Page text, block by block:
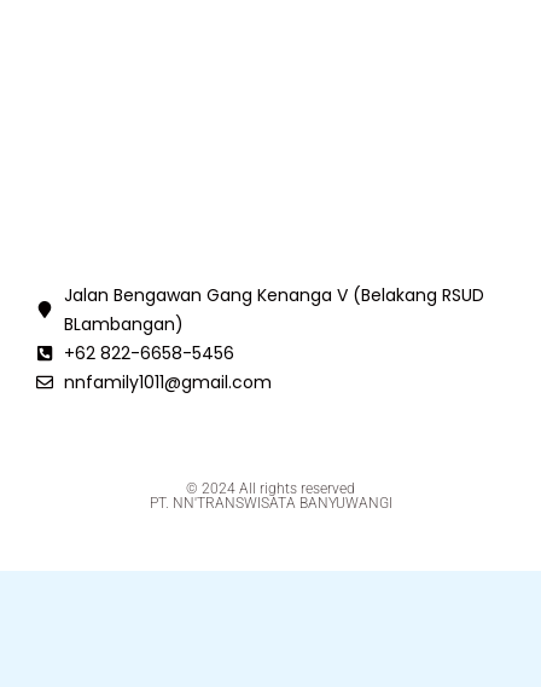
Jalan Bengawan Gang Kenanga V (Belakang RSUD
BLambangan)
+62 822-6658-5456
nnfamily1011@gmail.com
© 2024 All rights reserved
PT. NN'TRANSWISATA BANYUWANGI